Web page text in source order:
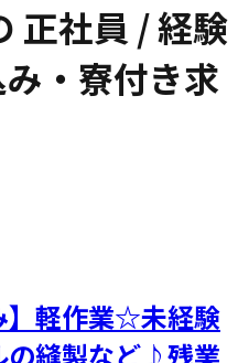
正社員 / 経験
・寮付き求
】軽作業☆未経験
の縫製など♪残業